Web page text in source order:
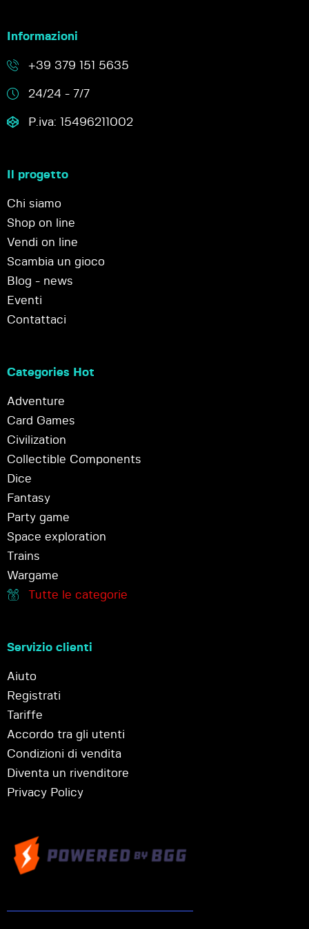
Informazioni
+39 379 151 5635
24/24 - 7/7
P.iva: 15496211002
Il progetto
Chi siamo
Shop on line
Vendi on line
Scambia un gioco
Blog - news
Eventi
Contattaci
Categories Hot
Adventure
Card Games
Civilization
Collectible Components
Dice
Fantasy
Party game
Space exploration
Trains
Wargame
Tutte le categorie
Servizio clienti
Aiuto
Registrati
Tariffe
Accordo tra gli utenti
Condizioni di vendita
Diventa un rivenditore
Privacy Policy